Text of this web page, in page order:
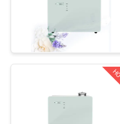
CONTATTICI
RICHIEDA
CITAZIONE
dell'aria